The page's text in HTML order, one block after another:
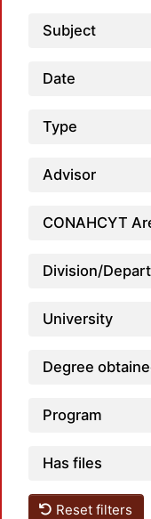
Subject
Date
Type
Advisor
CONAHCYT
Division/
University
Degree
Program
Has files
Reset filters